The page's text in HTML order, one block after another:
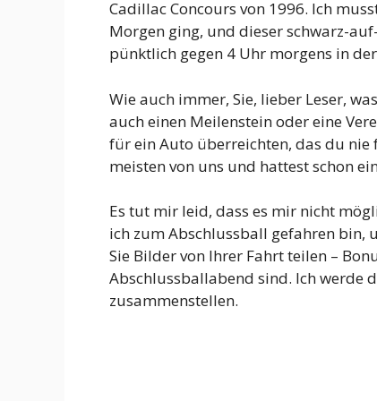
Cadillac Concours von 1996. Ich
Morgen ging, und dieser schwarz-
pünktlich gegen 4 Uhr morgens in
Wie auch immer, Sie, lieber Leser,
auch einen Meilenstein oder eine
für ein Auto überreichten, das du
meisten von uns und hattest schon
Es tut mir leid, dass es mir nicht
ich zum Abschlussball gefahren bin,
Sie Bilder von Ihrer Fahrt teilen –
Abschlussballabend sind. Ich werde
zusammenstellen.